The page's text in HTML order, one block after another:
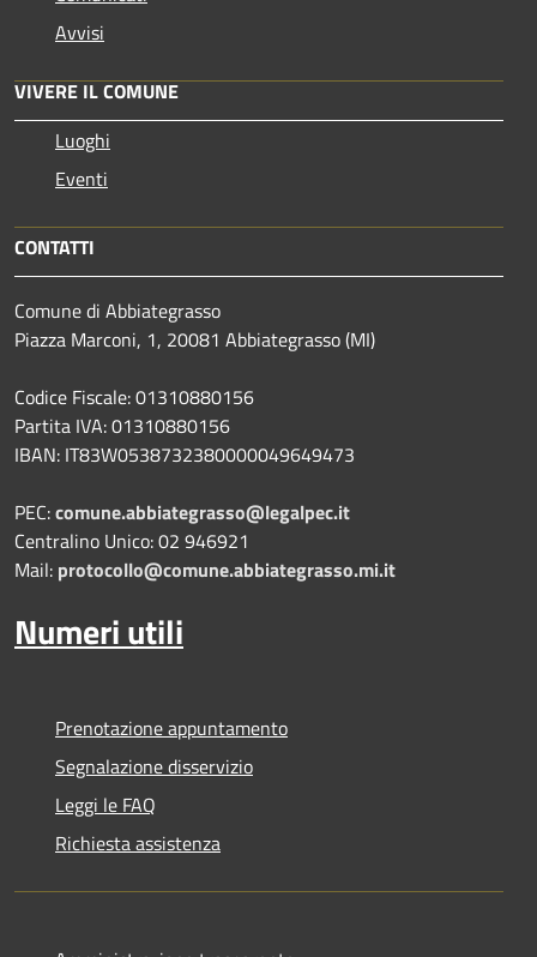
Avvisi
VIVERE IL COMUNE
Luoghi
Eventi
CONTATTI
Comune di Abbiategrasso
Piazza Marconi, 1, 20081 Abbiategrasso (MI)
Codice Fiscale: 01310880156
Partita IVA: 01310880156
IBAN: IT83W0538732380000049649473
PEC:comune.abbiategrasso@legalpec.it
Centralino Unico: 02 946921
Mail: protocollo@comune.abbiategrasso.mi.it
Numeri utili
Prenotazione appuntamento
Segnalazione disservizio
Leggi le FAQ
Richiesta assistenza